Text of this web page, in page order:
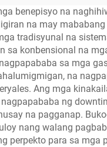
benepisyo na
na may
tradisyunal na
konbensional na
sa mga
na
Ang mga
ng
na pagganap.
nang walang
para sa